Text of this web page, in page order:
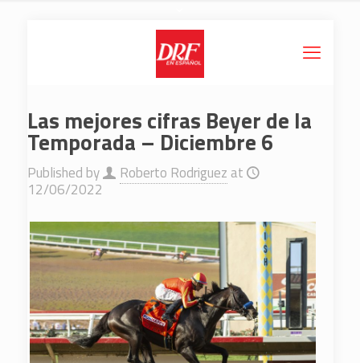
Las mejores cifras Beyer de la
Temporada – Diciembre 6
Published by Roberto Rodriguez at
12/06/2022